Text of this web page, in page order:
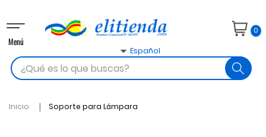
Navegación
de
palanca
Menú
0
Español

Inicio Soporte para Lámpara